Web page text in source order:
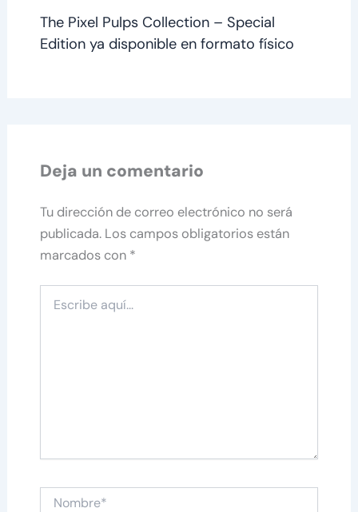
The Pixel Pulps Collection – Special
Edition ya disponible en formato físico
Deja un comentario
Tu dirección de correo electrónico no será
publicada. Los campos obligatorios están
marcados con *
aquí...
Nombre*